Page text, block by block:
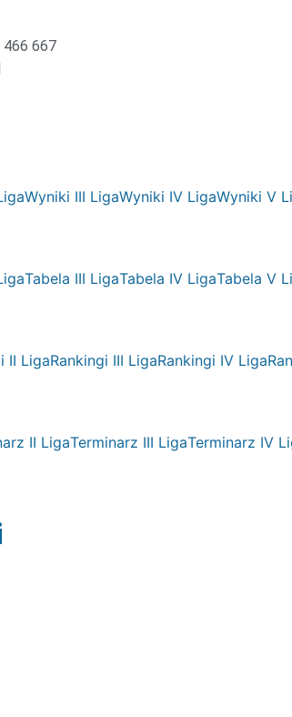
466 667
Wyniki III LigaWyniki IV LigaWyniki V
Tabela III LigaTabela IV LigaTabela V
II LigaRankingi III LigaRankingi IV Liga
II LigaTerminarz III LigaTerminarz IV